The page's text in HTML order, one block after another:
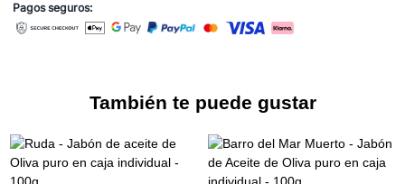
Pagos seguros:
También te puede gustar